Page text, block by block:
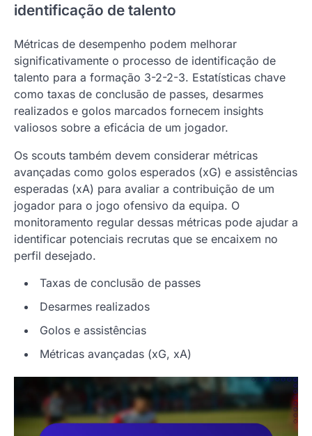
identificação de talento
Métricas de desempenho podem melhorar
significativamente o processo de identificação de
talento para a formação 3-2-2-3. Estatísticas chave
como taxas de conclusão de passes, desarmes
realizados e golos marcados fornecem insights
valiosos sobre a eficácia de um jogador.
Os scouts também devem considerar métricas
avançadas como golos esperados (xG) e assistências
esperadas (xA) para avaliar a contribuição de um
jogador para o jogo ofensivo da equipa. O
monitoramento regular dessas métricas pode ajudar a
identificar potenciais recrutas que se encaixem no
perfil desejado.
Taxas de conclusão de passes
Desarmes realizados
Golos e assistências
Métricas avançadas (xG, xA)